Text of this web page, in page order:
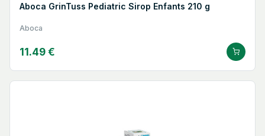
Aboca GrinTuss Pediatric Sirop Enfants 210 g
Aboca
11.49 €